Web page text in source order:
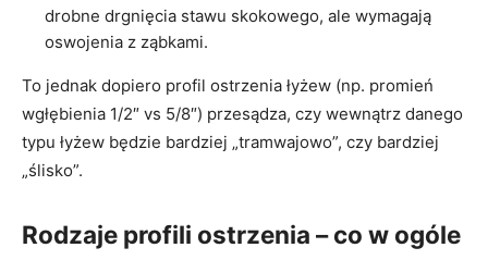
drobne drgnięcia stawu skokowego, ale wymagają
oswojenia z ząbkami.
To jednak dopiero profil ostrzenia łyżew (np. promień
wgłębienia 1/2″ vs 5/8″) przesądza, czy wewnątrz danego
typu łyżew będzie bardziej „tramwajowo”, czy bardziej
„ślisko”.
Rodzaje profili ostrzenia – co w ogóle